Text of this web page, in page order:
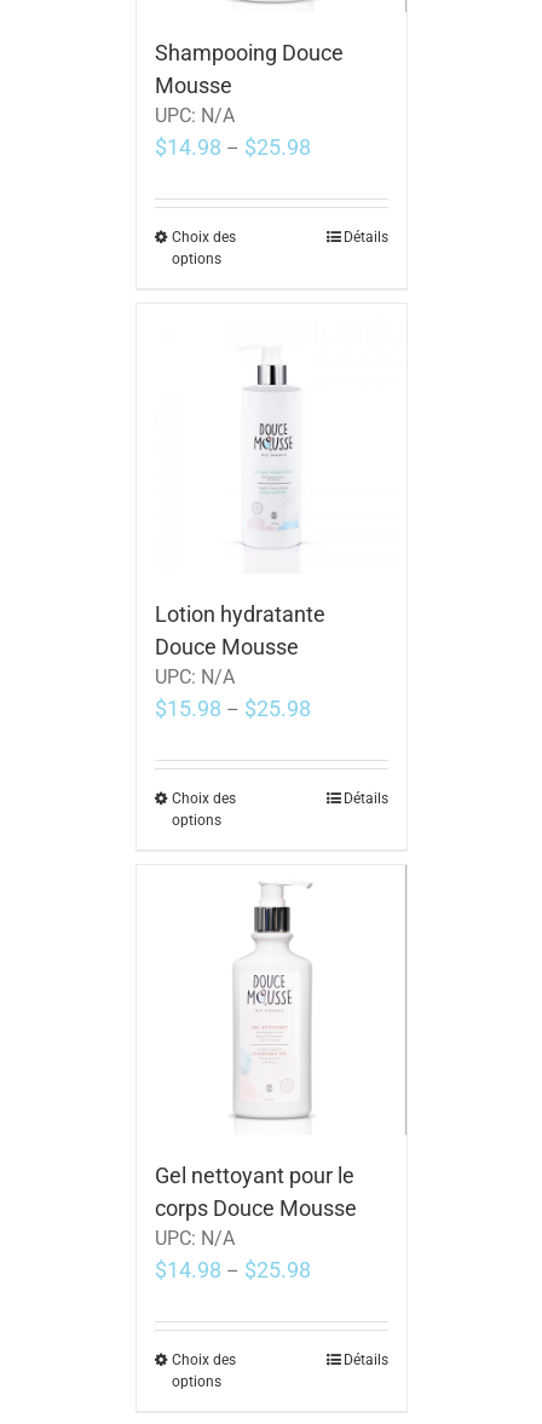
Shampooing Douce
Mousse
UPC: N/A
$14.98 – $25.98
Choix des
options
Détails
Lotion hydratante
Douce Mousse
UPC: N/A
$15.98 – $25.98
Choix des
options
Détails
Gel nettoyant pour le
corps Douce Mousse
UPC: N/A
$14.98 – $25.98
Choix des
options
Détails